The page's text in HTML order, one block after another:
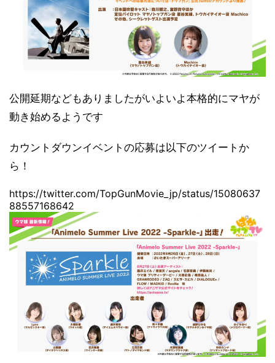
公開延期などもありましたがいよいよ本格的にマヤが
動き始めるようです
カウントダウンイベントの応募は以下のツイートか
ら！
https://twitter.com/TopGunMovie_jp/status/15080637
88557168642